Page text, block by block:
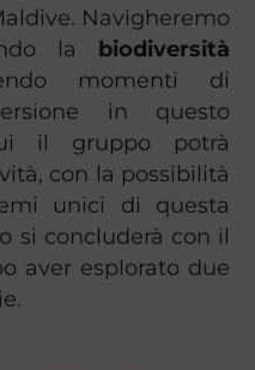
Navigheremo
la biodiversità
momenti di
in questo
il gruppo potrà
con la possibilità
unici di questa
si concluderà con il
aver esplorato due